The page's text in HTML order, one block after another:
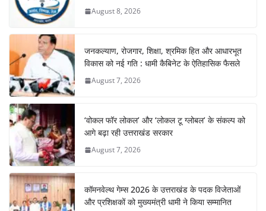
August 8, 2026
जनकल्याण, रोजगार, शिक्षा, श्रमिक हित और आधारभूत
विकास को नई गति : धामी कैबिनेट के ऐतिहासिक फैसले
August 7, 2026
‘वोकल फॉर लोकल’ और ‘लोकल टू ग्लोबल’ के संकल्प को
आगे बढ़ा रही उत्तराखंड सरकार
August 7, 2026
कॉमनवेल्थ गेम्स 2026 के उत्तराखंड के पदक विजेताओं
और प्रशिक्षकों को मुख्यमंत्री धामी ने किया सम्मानित